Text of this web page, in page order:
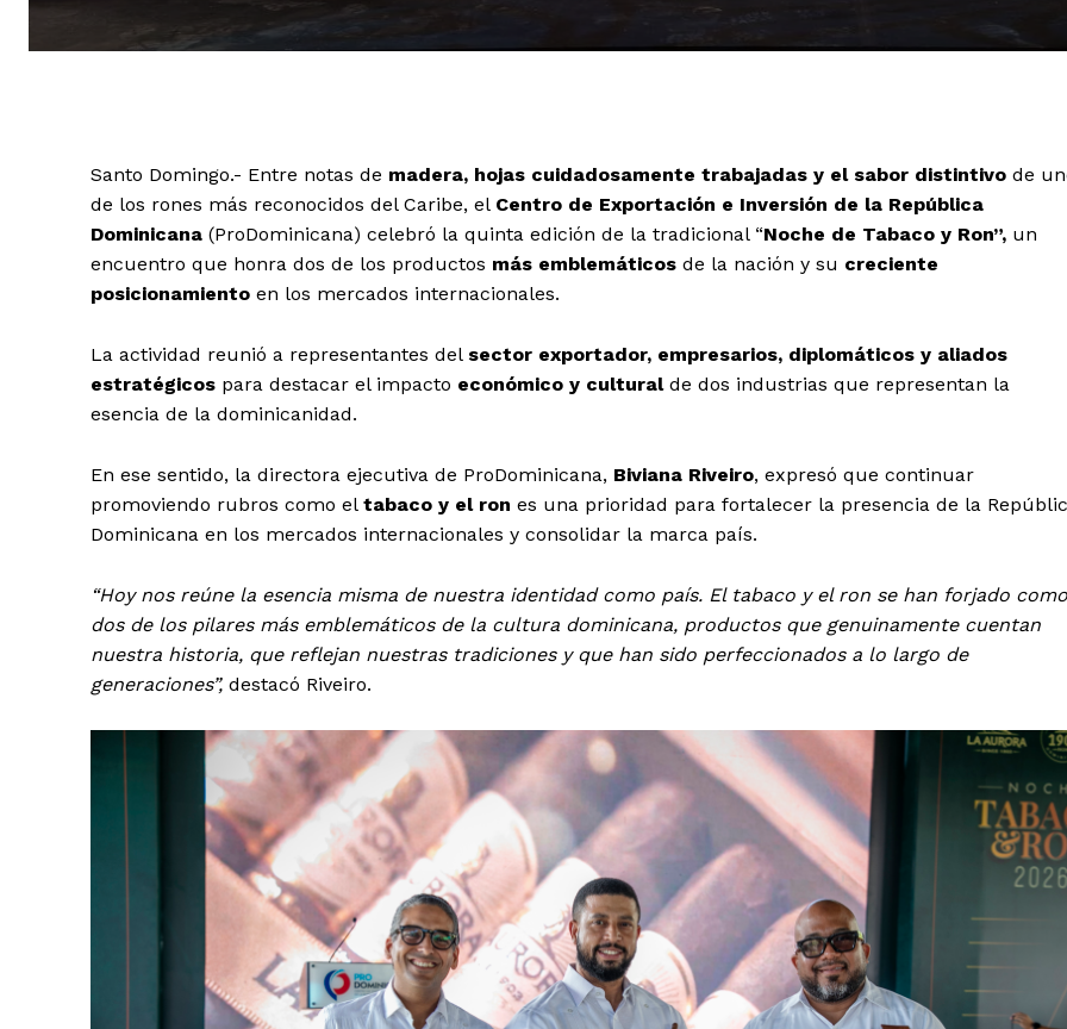
Santo Domingo.- Entre notas de madera, hojas cuidadosamente trabajadas y el sabor distintivo de
de los rones más reconocidos del Caribe, el Centro de Exportación e Inversión de la República
Dominicana (ProDominicana) celebró la quinta edición de la tradicional “Noche de Tabaco y Ron”, un
encuentro que honra dos de los productos más emblemáticos de la nación y su creciente
posicionamiento en los mercados internacionales.
La actividad reunió a representantes del sector exportador, empresarios, diplomáticos y aliados
estratégicos para destacar el impacto económico y culturalde dos industrias que representan la
esencia de la dominicanidad.
En ese sentido, la directora ejecutiva de ProDominicana, Biviana Riveiro, expresó que continuar
promoviendo rubros como el tabaco y el ron es una prioridad para fortalecer la presencia de la
Dominicana en los mercados internacionales y consolidar la marca país.
“Hoy nos reúne la esencia misma de nuestra identidad como país. El tabaco y el ron se han forjado como
dos de los pilares más emblemáticos de la cultura dominicana, productos que genuinamente cuentan
nuestra historia, que reflejan nuestras tradiciones y que han sido perfeccionados a lo largo de
generaciones”, destacó Riveiro.